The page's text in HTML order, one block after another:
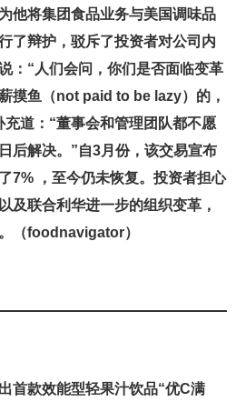
他将集团食品业务与美国调味品
了辩护，驳斥了投资者对公司内
：“人们会问，你们是否面临变革
摸鱼（not paid to be lazy）的，
道：“董事会和管理团队都不愿
后解决。”自3月份，该交易宣布
7% ，至今仍未恢复。投资者担心
及联合利华进一步的组织变革，
（foodnavigator）
首款效能型轻果汁饮品“优C满